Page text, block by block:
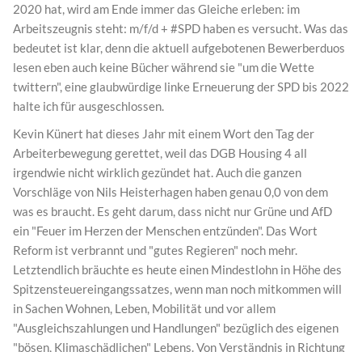
2020 hat, wird am Ende immer das Gleiche erleben: im
Arbeitszeugnis steht: m/f/d + #SPD haben es versucht. Was das
bedeutet ist klar, denn die aktuell aufgebotenen Bewerberduos
lesen eben auch keine Bücher während sie "um die Wette
twittern", eine glaubwürdige linke Erneuerung der SPD bis 2022
halte ich für ausgeschlossen.
Kevin Künert hat dieses Jahr mit einem Wort den Tag der
Arbeiterbewegung gerettet, weil das DGB Housing 4 all
irgendwie nicht wirklich gezündet hat. Auch die ganzen
Vorschläge von Nils Heisterhagen haben genau 0,0 von dem
was es braucht. Es geht darum, dass nicht nur Grüne und AfD
ein "Feuer im Herzen der Menschen entzünden". Das Wort
Reform ist verbrannt und "gutes Regieren" noch mehr.
Letztendlich bräuchte es heute einen Mindestlohn in Höhe des
Spitzensteuereingangssatzes, wenn man noch mitkommen will
in Sachen Wohnen, Leben, Mobilität und vor allem
"Ausgleichszahlungen und Handlungen" bezüglich des eigenen
"bösen, Klimaschädlichen" Lebens. Von Verständnis in Richtung